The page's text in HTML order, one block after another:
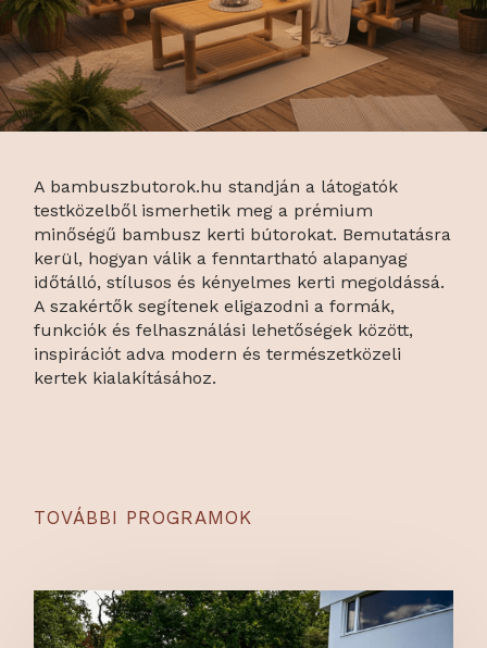
A bambuszbutorok.hu standján a látogatók
testközelből ismerhetik meg a prémium
minőségű bambusz kerti bútorokat. Bemutatásra
kerül, hogyan válik a fenntartható alapanyag
időtálló, stílusos és kényelmes kerti megoldássá.
A szakértők segítenek eligazodni a formák,
funkciók és felhasználási lehetőségek között,
inspirációt adva modern és természetközeli
kertek kialakításához.
TOVÁBBI PROGRAMOK